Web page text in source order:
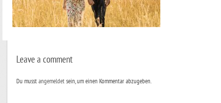
Leave a comment
Du musstangemeldetsein, um einen Kommentar abzugeben.